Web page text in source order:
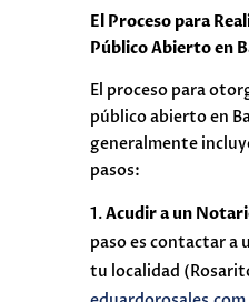
El Proceso para
Público Abierto en
El proceso para
público abierto en
generalmente
pasos:
Acudir a un
paso es contactar a
tu localidad